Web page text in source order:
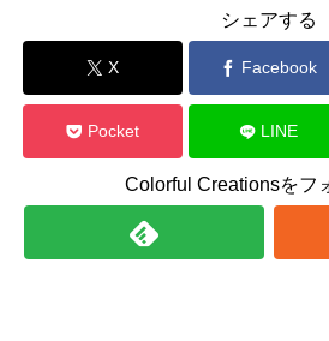
シェアする
X Facebook
Pocket LINE
Colorful Creationsをフ